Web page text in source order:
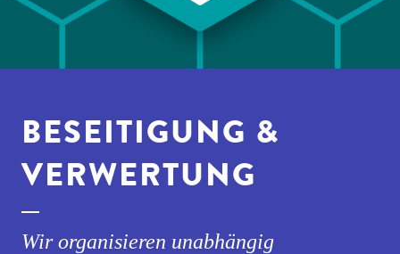
BESEITIGUNG &
VERWERTUNG
Wir organisieren unabhängig